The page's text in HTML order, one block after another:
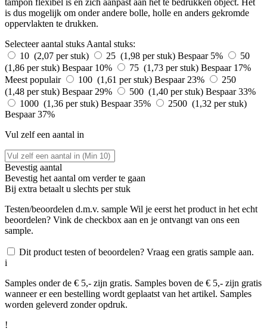
tampon flexibel is en zich aanpast aan het te bedrukken object. Het
is dus mogelijk om onder andere bolle, holle en anders gekromde
oppervlakten te drukken.
Selecteer aantal stuks Aantal stuks:
10 (2,07 per stuk)
25 (1,98 per stuk) Bespaar 5%
50
(1,86 per stuk) Bespaar 10% 75 (1,73 per stuk) Bespaar 17%
Meest populair
100 (1,61 per stuk) Bespaar 23%
250
(1,48 per stuk) Bespaar 29% 500 (1,40 per stuk) Bespaar 33%
1000 (1,36 per stuk) Bespaar 35%
2500 (1,32 per stuk)
Bespaar 37%
Vul zelf een aantal in
Bevestig aantal
Bevestig het aantal om verder te gaan
Bij extra betaalt u slechts per stuk
Testen/beoordelen d.m.v. sample Wil je eerst het product in het echt
beoordelen? Vink de checkbox aan en je ontvangt van ons een
sample.
Dit product testen of beoordelen? Vraag een gratis sample aan.
i
Samples onder de € 5,- zijn gratis. Samples boven de € 5,- zijn gratis
wanneer er een bestelling wordt geplaatst van het artikel. Samples
worden geleverd zonder opdruk.
!